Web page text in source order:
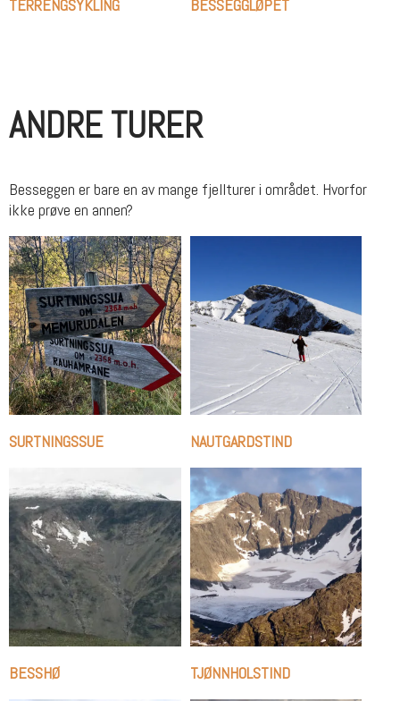
TERRENGSYKLING BESSEGGLØPET
ANDRE TURER
Besseggen er bare en av mange fjellturer i området. Hvorfor
ikke prøve en annen?
SURTNINGSSUE NAUTGARDSTIND
BESSHØ TJØNNHOLSTIND